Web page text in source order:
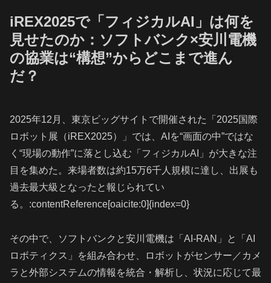
iREX2025で「フィジカルAI」は何を
見せたのか：ソフトバンク×安川電機
の協業は“構想”からどこまで進ん
だ？
2025年12月、東京ビッグサイトで開催された「2025国際
ロボット展（iREX2025）」では、AIを“画面の中”ではな
く“現場の動作”に落とし込む「フィジカルAI」が大きな注
目を集めた。来場者数は約15万6千人規模に達し、出展も
過去最大級となったと報じられてい
る。:contentReference[oaicite:0]{index=0}
その中で、ソフトバンクと安川電機は「AI-RAN」と「AI
ロボティクス」を組み合わせ、ロボットがセンサー／カメ
ラと外部システムの情報を統合・解析し、状況に応じて最